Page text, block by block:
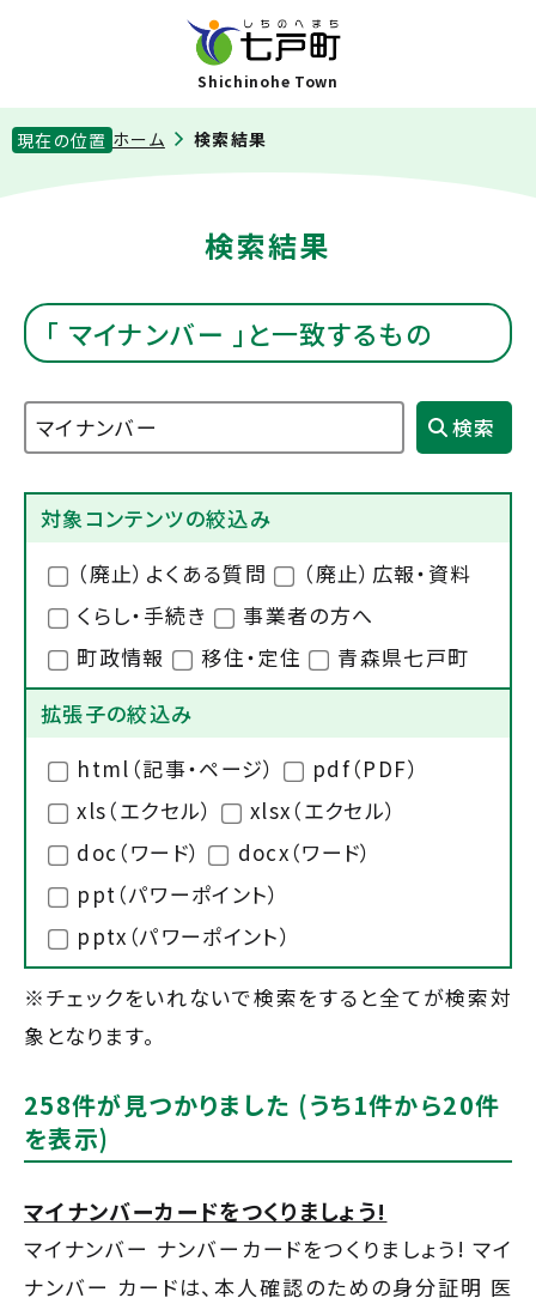
Shichinohe Town
現在の位置 ホーム 検索結果
検索結果
「 マイナンバー 」と一致するもの
対象コンテンツの絞込み
（廃止）よくある質問
（廃止）広報・資料
くらし・手続き
事業者の方へ
町政情報
移住・定住
青森県七戸町
拡張子の絞込み
html（記事・ページ）
pdf（PDF）
xls（エクセル）
xlsx（エクセル）
doc（ワード）
docx（ワード）
ppt（パワーポイント）
pptx（パワーポイント）
※チェックをいれないで検索をすると全てが検索対
象となります。
258件が見つかりました (うち1件から20件
を表示)
マイナンバーカードをつくりましょう!
マイナンバー ナンバーカードをつくりましょう! マイ
ナンバー カードは、本人確認のための身分証明 医